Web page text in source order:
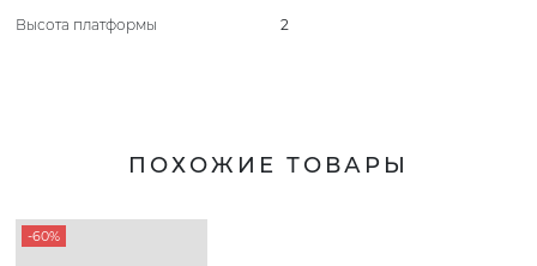
Высота платформы
2
ПОХОЖИЕ ТОВАРЫ
-60%